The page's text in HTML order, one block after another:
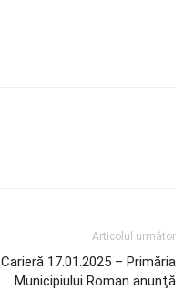
Articolul următor
Carieră 17.01.2025 – Primăria
Municipiului Roman anunţă